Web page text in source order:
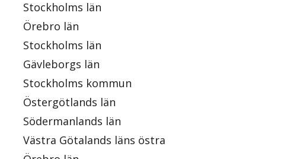
Stockholms län
Örebro län
Stockholms län
Gävleborgs län
Stockholms kommun
Östergötlands län
Södermanlands län
Västra Götalands läns östra